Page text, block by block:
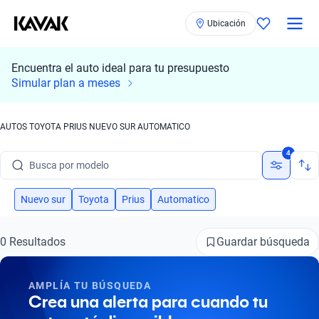
Ubicación
Encuentra el auto ideal para tu presupuesto
Simular plan a meses
AUTOS TOYOTA PRIUS NUEVO SUR AUTOMATICO
Busca por modelo
Busca por versión
Busca por marca
Busca por modelo
4
Nuevo sur Toyota Prius Automatico
0 Resultados Guardar búsqueda
AMPLÍA TU BÚSQUEDA
Crea una alerta para cuando tu